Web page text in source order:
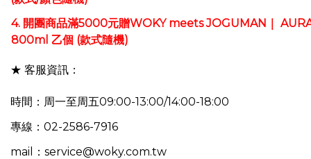
4. 開團商品滿5000元贈WOKY meets JOGUMAN｜
800ml 乙個 (款式隨機)
★ 客服資訊：
時間：周一至周五09:00-13:00/14:00-18:00
專線：02-2586-7916
mail：service@woky.com.tw